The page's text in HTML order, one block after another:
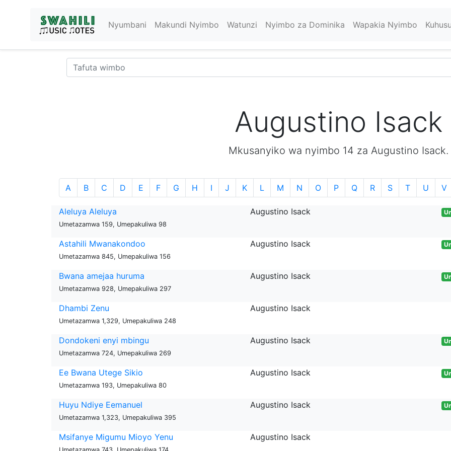
Nyumbani Makundi Nyimbo Watunzi Nyimbo za Dominika Wapakia Nyimbo
Augustino Isack
Mkusanyiko wa nyimbo 14 za Augustino Isack.
A B C D E F G H I J K L M N O P Q R S T U V
Aleluya Aleluya
Umetazamwa 159, Umepakuliwa 98
Augustino Isack
Astahili Mwanakondoo
Umetazamwa 845, Umepakuliwa 156
Augustino Isack
Bwana amejaa huruma
Umetazamwa 928, Umepakuliwa 297
Augustino Isack
Dhambi Zenu
Umetazamwa 1,329, Umepakuliwa 248
Augustino Isack
Dondokeni enyi mbingu
Umetazamwa 724, Umepakuliwa 269
Augustino Isack
Ee Bwana Utege Sikio
Umetazamwa 193, Umepakuliwa 80
Augustino Isack
Huyu Ndiye Eemanuel
Umetazamwa 1,323, Umepakuliwa 395
Augustino Isack
Msifanye Migumu Mioyo Yenu Augustino Isack